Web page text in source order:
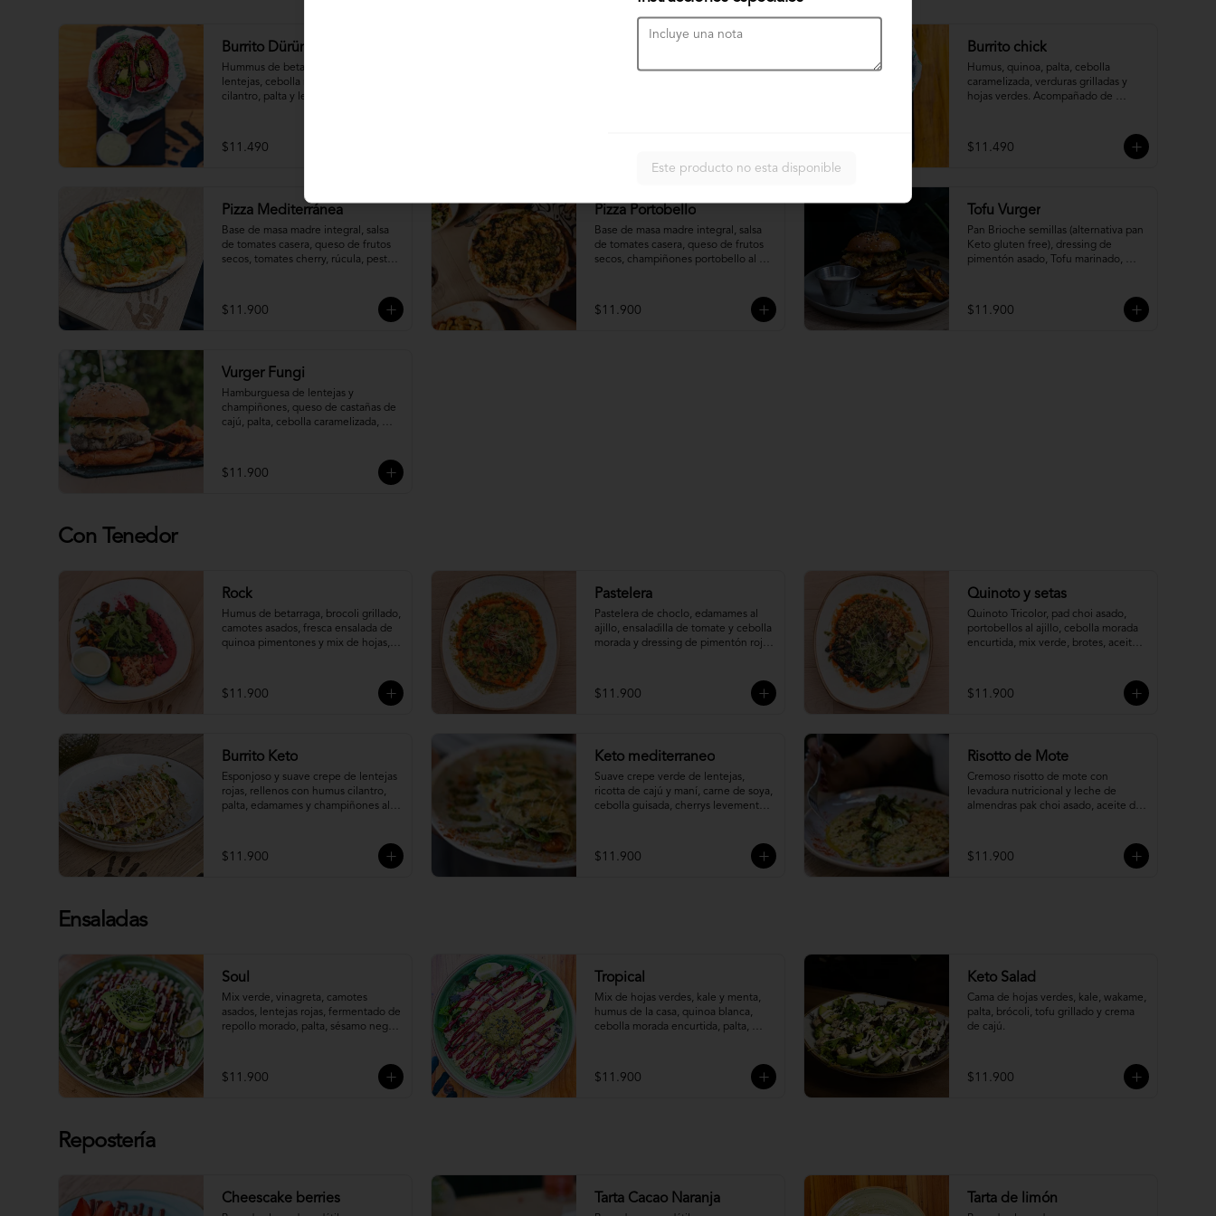
Burrito Dürüm
Hummus de betarraga, faláfel de
lentejas, cebolla morada encurtida,
cilantro, palta y lechuga.
$11.490
Porotos negros guisados, arroz
Burrito chick
Humus, quinoa, palta, cebolla
caramelizada, verduras grilladas y
hojas verdes. Acompañado de
$11.490
Pizza Mediterránea
Base de masa madre integral, salsa
de tomates casera, queso de frutos
secos, tomates cherry, rúcula, pesto
$11.900
Pizza Portobello
Base de masa madre integral, salsa
de tomates casera, queso de frutos
secos, champiñones portobello al
$11.900
Tofu Vurger
Pan Brioche semillas (alternativa pan
Keto gluten free), dressing de
pimentón asado, Tofu marinado,
y salsa tártara.
$11.900
Vurger Fungi
Hamburguesa de lentejas y
champiñones, queso de castañas de
cajú, palta, cebolla caramelizada,
integral. Acompañada de Veganesa
Sapiens (va aparte)
$11.900
Con Tenedor
Rock
Humus de betarraga, brocoli grillado,
camotes asados, fresca ensalada de
quinoa pimentones y mix de hojas,
$11.900
Pastelera
Pastelera de choclo, edamames al
ajillo, ensaladilla de tomate y cebolla
morada y dressing de pimentón rojo
$11.900
Quinoto y setas
Quinoto Tricolor, pad choi asado,
portobellos al ajillo, cebolla morada
encurtida, mix verde, brotes, aceite
$11.900
Burrito Keto
Esponjoso y suave crepe de lentejas
rojas, rellenos con humus cilantro,
palta, edamames y champiñones al
de cajú y especias.
$11.900
Keto mediterraneo
Suave crepe verde de lentejas,
ricotta de cajú y maní, carne de soya,
cebolla guisada, cherrys levemente
$11.900
Risotto de Mote
Cremoso risotto de mote con
levadura nutricional y leche de
almendras pak choi asado, aceite de
$11.900
Ensaladas
Soul
Mix verde, vinagreta, camotes
asados, lentejas rojas, fermentado de
repollo morado, palta, sésamo negro,
$11.900
Tropical
Mix de hojas verdes, kale y menta,
humus de la casa, quinoa blanca,
cebolla morada encurtida, palta,
$11.900
Keto Salad
Cama de hojas verdes, kale, wakame,
palta, brócoli, tofu grillado y crema
de cajú.
$11.900
Repostería
Cheescake berries Tarta Cacao Naranja Tarta de limón
Este producto no esta disponible